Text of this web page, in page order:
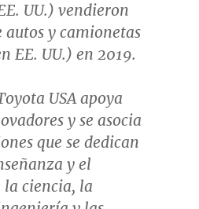
UU.) vendieron
autos y camionetas
EE. UU.) en 2019.
USAapoya
y se asocia
que se dedican
y el
ciencia, la